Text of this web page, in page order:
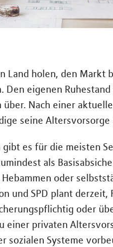
Land holen, den Markt
eigenen
Nach einer
seine Altersvorsorge
es für die meisten
als
oder
und SPD plant derzeit,
oder
einer privaten
sozialen Systeme